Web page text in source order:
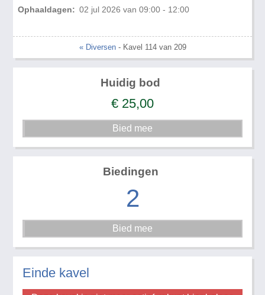
Ophaaldagen: 02 jul 2026 van 09:00 - 12:00
« Diversen- Kavel 114 van 209
Huidig bod
€ 25,00
Biedingen
2
Einde kavel